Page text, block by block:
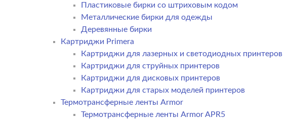
Пластиковые бирки со штриховым кодом
Металлические бирки для одежды
Деревянные бирки
Картриджи Primera
Картриджи для лазерных и светодиодных принтеров
Картриджи для струйных принтеров
Картриджи для дисковых принтеров
Картриджи для старых моделей принтеров
Термотрансферные ленты Armor
Термотрансферные ленты Armor APR5